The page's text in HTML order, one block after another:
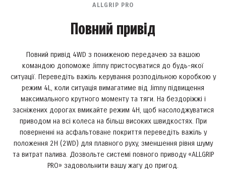
нового двигуна передавальні числа і також підвищує паливну
передач дозволяє зменшити вібрацію і забезпечує більш чітке
ALLGRIP PRO
Повний привід
Повний привід 4WD з пониженою передачею за вашою
командою допоможе Jimny пристосуватися до будь-якої
ситуації. Переведіть важіль керування розподільною коробкою у
режим 4L, коли ситуація вимагатиме від Jimny підвищення
максимального крутного моменту та тяги. На бездоріжжі і
засніжених дорогах вмикайте режим 4H, щоб насолоджуватися
приводом на всі колеса на більш високих швидкостях. При
поверненні на асфальтоване покриття переведіть важіль у
положення 2H (2WD) для плавного руху, зменшення рівня шуму
та витрат палива. Дозвольте системі повного приводу «ALLGRIP
PRO» задовольнити вашу жагу до пригод.